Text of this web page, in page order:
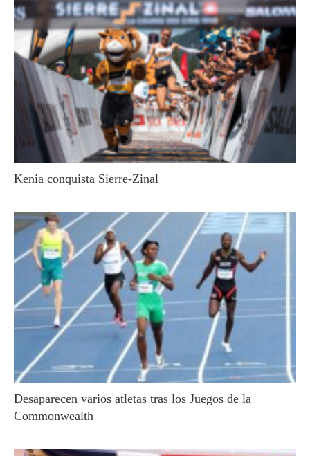
Kenia conquista Sierre-Zinal
Desaparecen varios atletas tras los Juegos de la
Commonwealth